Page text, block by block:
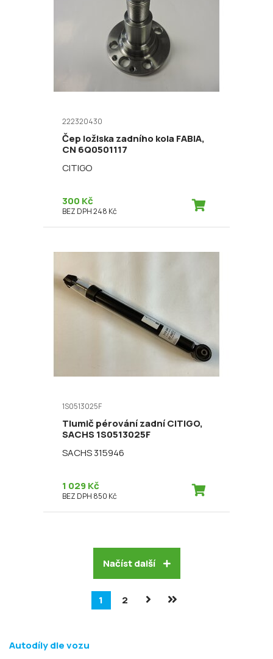
222320430
Čep ložiska zadního kola FABIA,
CN 6Q0501117
CITIGO
300 Kč
BEZ DPH 248 Kč
1S0513025F
Tlumič pérování zadní CITIGO,
SACHS 1S0513025F
SACHS 315946
1 029 Kč
BEZ DPH 850 Kč
Načíst další
1 2
Autodíly dle vozu